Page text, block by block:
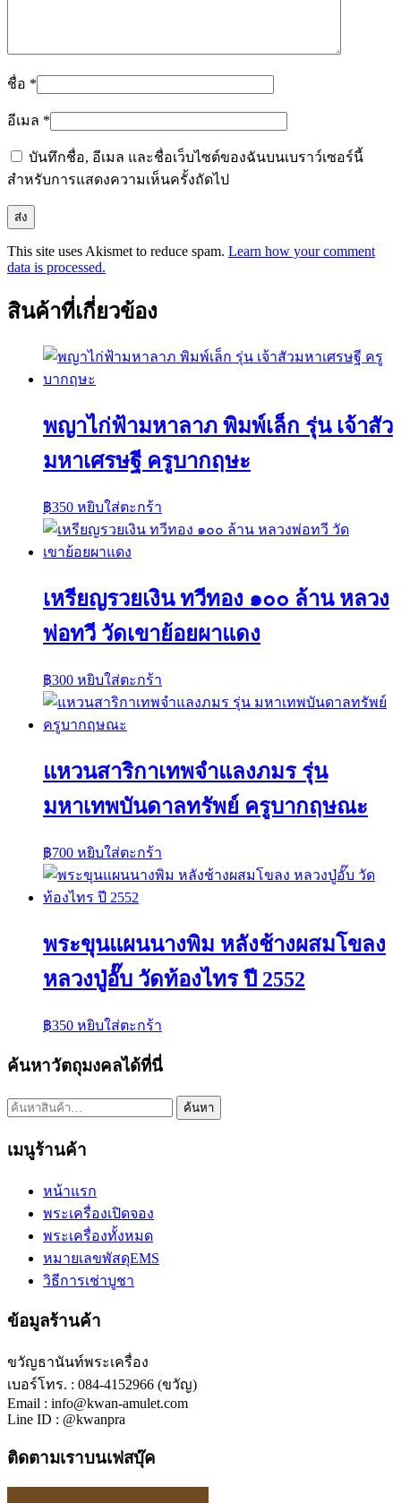
ชื่อ *
อีเมล *
บันทึกชื่อ, อีเมล และชื่อเว็บไซต์ของฉันบนเบราว์เซอร์นี้
สำหรับการแสดงความเห็นครั้งถัดไป
This site uses Akismet to reduce spam. Learn how your comment
data is processed.
สินค้าที่เกี่ยวข้อง
พญาไก่ฟ้ามหาลาภ พิมพ์เล็ก รุ่น เจ้าสัว
มหาเศรษฐี ครูบากฤษะ
฿350 หยิบใส่ตะกร้า
เหรียญรวยเงิน ทวีทอง ๑๐๐ ล้าน หลวง
พ่อทวี วัดเขาย้อยผาแดง
฿300 หยิบใส่ตะกร้า
แหวนสาริกาเทพจำแลงภมร รุ่น
มหาเทพบันดาลทรัพย์ ครูบากฤษณะ
฿700 หยิบใส่ตะกร้า
พระขุนแผนนางพิม หลังช้างผสมโขลง
หลวงปู่อั๊บ วัดท้องไทร ปี 2552
฿350 หยิบใส่ตะกร้า
ค้นหาวัตถุมงคลได้ที่นี่
ค้นหา: ค้นหา
เมนูร้านค้า
หน้าแรก
พระเครื่องเปิดจอง
พระเครื่องทั้งหมด
หมายเลขพัสดุEMS
วิธีการเช่าบูชา
ข้อมูลร้านค้า
ขวัญธานันท์พระเครื่อง
เบอร์โทร. : 084-4152966 (ขวัญ)
Email : info@kwan-amulet.com
Line ID : @kwanpra
ติดตามเราบนเฟสบุ๊ค